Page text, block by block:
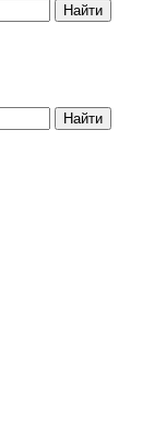
Найти
Найти